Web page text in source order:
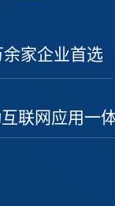
家企业首选
联网应用一